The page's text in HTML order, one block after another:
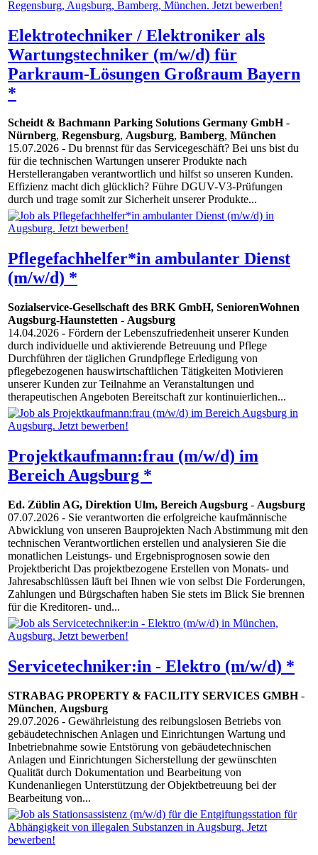
Elektrotechniker / Elektroniker als
Wartungstechniker (m/w/d) für
Parkraum-Lösungen Großraum Bayern
*
Scheidt & Bachmann Parking Solutions Germany GmbH-
Nürnberg, Regensburg, Augsburg, Bamberg, München
15.07.2026 - Du brennst für das Servicegeschäft? Bei uns bist du
für die technischen Wartungen unserer Produkte nach
Herstellerangaben verantwortlich und hilfst so unseren Kunden.
Effizienz macht dich glücklich? Führe DGUV-V3-Prüfungen
durch und trage somit zur Sicherheit unserer Produkte...
Pflegefachhelfer*in ambulanter Dienst
(m/w/d) *
Sozialservice-Gesellschaft des BRK GmbH, SeniorenWohnen
Augsburg-Haunstetten - Augsburg
14.04.2026 - Fördern der Lebenszufriedenheit unserer Kunden
durch individuelle und aktivierende Betreuung und Pflege
Durchführen der täglichen Grundpflege Erledigung von
pflegebezogenen hauswirtschaftlichen Tätigkeiten Motivieren
unserer Kunden zur Teilnahme an Veranstaltungen und
therapeutischen Angeboten Bereitschaft zur kontinuierlichen...
Projektkaufmann:frau (m/w/d) im
Bereich Augsburg *
Ed. Züblin AG, Direktion Ulm, Bereich Augsburg - Augsburg
07.07.2026 - Sie verantworten die erfolgreiche kaufmännische
Abwicklung von unseren Bauprojekten Nach Abstimmung mit den
technischen Verantwortlichen erstellen und analysieren Sie die
monatlichen Leistungs- und Ergebnisprognosen sowie den
Projektbericht Das projektbezogene Erstellen von Monats- und
Jahresabschlüssen läuft bei Ihnen wie von selbst Die Forderungen,
Zahlungen und Bürgschaften haben Sie stets im Blick Sie brennen
für die Kreditoren- und...
Servicetechniker:in - Elektro (m/w/d) *
STRABAG PROPERTY & FACILITY SERVICES GMBH-
München, Augsburg
29.07.2026 - Gewährleistung des reibungslosen Betriebs von
gebäudetechnischen Anlagen und Einrichtungen Wartung und
Inbetriebnahme sowie Entstörung von gebäudetechnischen
Anlagen und Einrichtungen Sicherstellung der gewünschten
Qualität durch Dokumentation und Bearbeitung von
Kundenanliegen Unterstützung der Objektbetreuung bei der
Bearbeitung von...